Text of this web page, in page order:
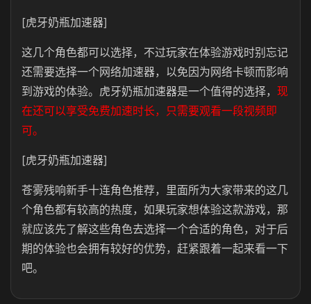
[虎牙奶瓶加速器]
这几个角色都可以选择，不过玩家在体验游戏时别忘记
还需要选择一个网络加速器，以免因为网络卡顿而影响
到游戏的体验。虎牙奶瓶加速器是一个值得的选择， 现
在还可以享受免费加速时长，只需要观看一段视频即
可。
[虎牙奶瓶加速器]
苍雾残响新手十连角色推荐，里面所为大家带来的这几
个角色都有较高的热度，如果玩家想体验这款游戏，那
就应该先了解这些角色去选择一个合适的角色，对于后
期的体验也会拥有较好的优势，赶紧跟着一起来看一下
吧。